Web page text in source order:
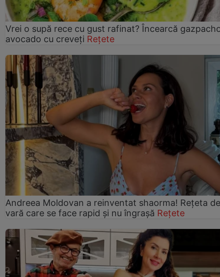
Vrei o supă rece cu gust rafinat? Încearcă
avocado cu creveți Rețete
Andreea Moldovan a reinventat shaorma! Rețeta de
vară care se face rapid și nu îngrașă Rețete